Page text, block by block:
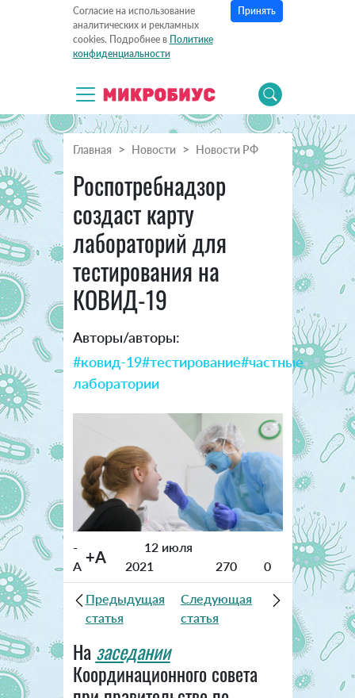
Согласие на использование
аналитических и рекламных
cookies. Подробнее в Политике
конфиденциальности
Принять
Главная Новости Новости РФ
Роспотребнадзор
создаст карту
лабораторий для
тестирования на
КОВИД-19
Авторы/авторы:
#ковид-19#тестирование#частные
лаборатории
-
A +A
12 июля
2021
270 0
Предыдущая
статья
Следующая
статья
Назаседании
Координационного совета